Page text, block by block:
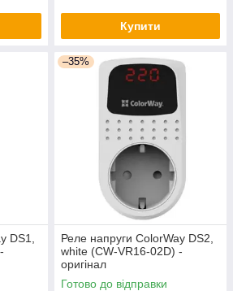
Купити
DS1,
–35%
Реле напруги ColorWay DS2,
white (CW-VR16-02D) -
оригінал
Готово до відправки